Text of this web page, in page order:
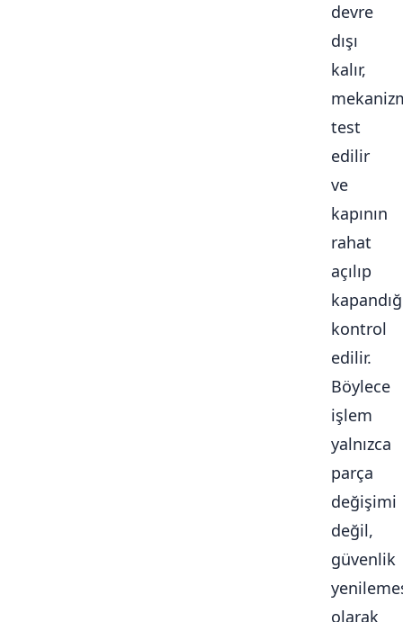
devre
dışı
kalır,
test
edilir
ve
kapının
rahat
açılıp
kontrol
edilir.
Böylece
işlem
yalnızca
parça
değişimi
değil,
güvenlik
olarak